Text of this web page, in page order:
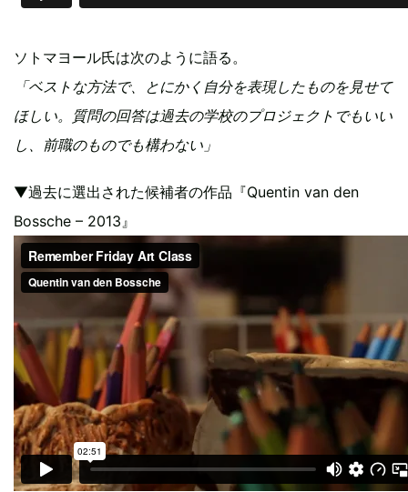
ソトマヨール氏は次のように語る。
「ベストな方法で、とにかく自分を表現したものを見せて
ほしい。質問の回答は過去の学校のプロジェクトでもいい
し、前職のものでも構わない」
▼過去に選出された候補者の作品『Quentin van den
Bossche – 2013』